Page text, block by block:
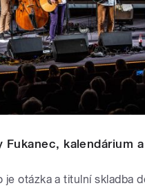
Fukanec, kalendárium a
je otázka a titulní skladba